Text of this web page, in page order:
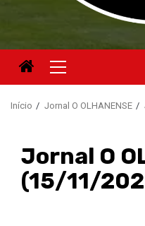
Menu
principal
Início Jornal O OLHANENSE
Jornal O
(15/11/